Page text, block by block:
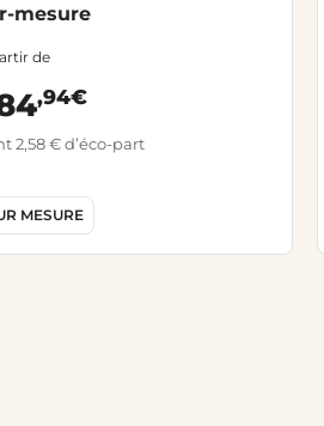
mesure
de
,94€
2,58 € d’éco-part
MESURE